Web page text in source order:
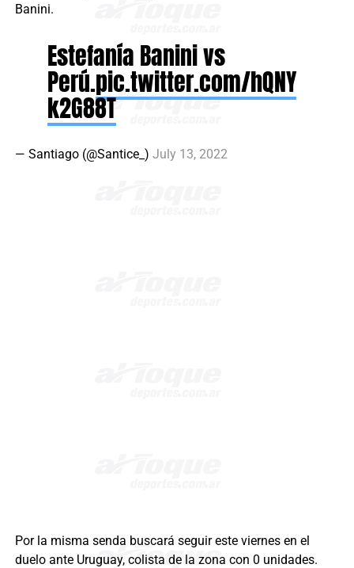
Banini.
Estefanía Banini vs
Perú.pic.twitter.com/hQNY
k2G88T
— Santiago (@Santice_) July 13, 2022
Por la misma senda buscará seguir este viernes en el
duelo ante Uruguay, colista de la zona con 0 unidades.